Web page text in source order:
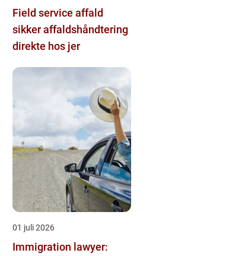
Field service affald
sikker affaldshåndtering
direkte hos jer
01 juli 2026
Immigration lawyer: